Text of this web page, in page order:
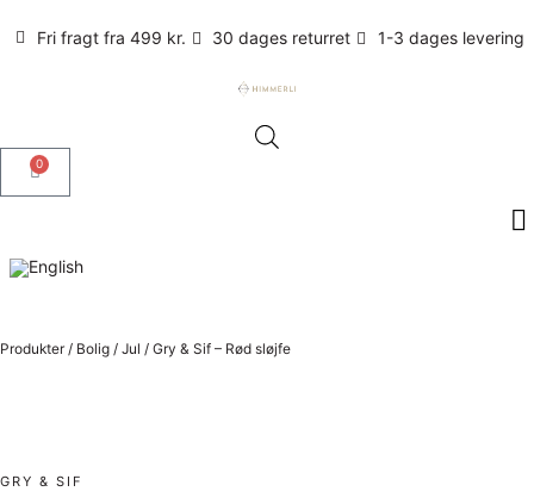
Fri fragt fra 499 kr. 30 dages returret 1-3 dages levering
0
Produkter / Bolig / Jul / Gry & Sif – Rød sløjfe
GRY & SIF